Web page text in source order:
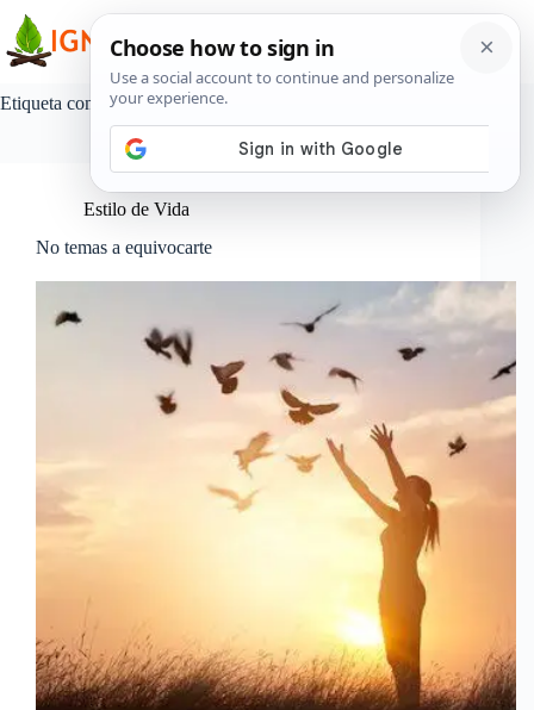
contenido
Etiqueta cometer
Estilo de Vida
No temas a equivocarte